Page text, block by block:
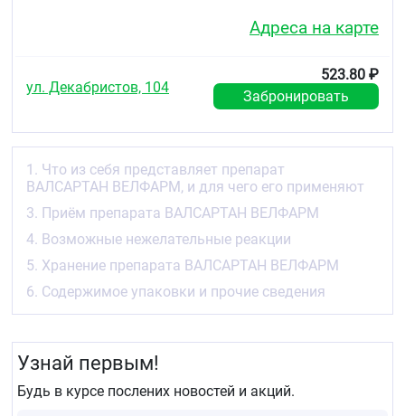
для лечения хронической сердечной
недостаточности (заболевания, когда сердце
перекачивать кровь, как раньше) у пациентов,
получающих стандартное лечение одним или
несколькими препаратами из следующих
увеличения количества выделяемой мочи или,
так называемые, мочегонные препараты),
⁃ сердечные гликозиды (препараты
растительного происхождения, применяемые
для лечения сердечной недостаточности),
⁃ ингибиторы ангиотензинпревращающего
бета-адреноблокаторы (препараты,
применяемые для снижения артериального
давления и некоторых заболеваний сердца)
Адреса на карте
ул. Декабристов, 104
523.80 ₽
Забронировать
1. Что из себя представляет препарат
ВАЛСАРТАН ВЕЛФАРМ, и для чего его применяют
3. Приём препарата ВАЛСАРТАН ВЕЛФАРМ
4. Возможные нежелательные реакции
5. Хранение препарата ВАЛСАРТАН ВЕЛФАРМ
6. Содержимое упаковки и прочие сведения
Узнай первым!
Будь в курсе послених новостей и акций.